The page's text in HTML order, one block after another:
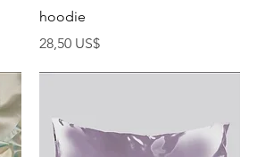
hoodie
Precio
28,50 US$